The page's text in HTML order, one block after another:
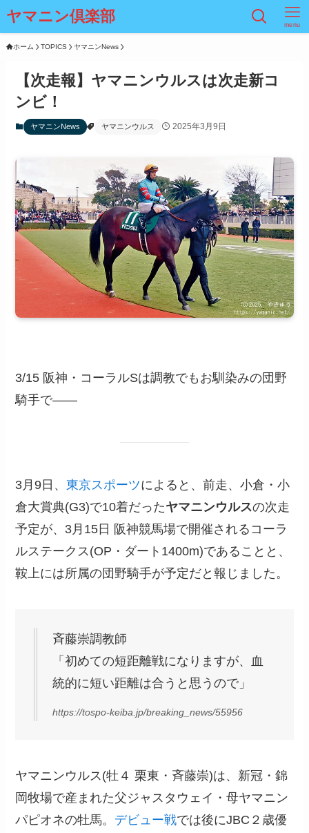
ヤマニン倶楽部 menu
ホーム TOPICS ヤマニンNews
【次走報】ヤマニンウルスは次走新コ
ンビ！
ヤマニンNews ヤマニンウルス 2025年3月9日
3/15 阪神・コーラルSは調教でもお馴染みの団野
騎手で――
3月9日、東京スポーツによると、前走、小倉・小
倉大賞典(G3)で10着だったヤマニンウルスの次走
予定が、3月15日 阪神競馬場で開催されるコーラ
ルステークス(OP・ダート1400m)であることと、
鞍上には所属の団野騎手が予定だと報じました。
斉藤崇調教師
「初めての短距離戦になりますが、血
統的に短い距離は合うと思うので」
https://tospo-keiba.jp/breaking_news/55956
ヤマニンウルス(牡４ 栗東・斉藤崇)は、新冠・錦
岡牧場で産まれた父ジャスタウェイ・母ヤマニン
パピオネの牡馬。 デビュー戦では後にJBC２歳優